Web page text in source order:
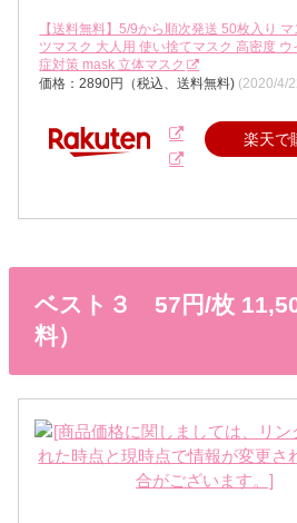
【送料無料】5/9から順次発送 50枚入り
ツマスク 大人用 使い捨てマスク 高密度 ウ
症対策 mask 立体マスク
価格：2890円（税込、送料無料) (2020/4/
楽天で
ベスト３ 57円/枚
料）